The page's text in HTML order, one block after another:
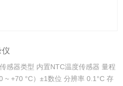
仪
感器类型 内置NTC温度传感器 量程
~ +70 °C）±1数位 分辨率 0.1°C 存